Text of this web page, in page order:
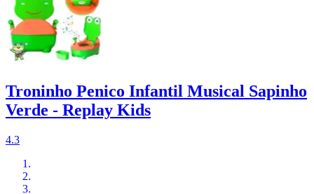
Troninho Penico Infantil Musical Sapinho
Verde - Replay Kids
4.3